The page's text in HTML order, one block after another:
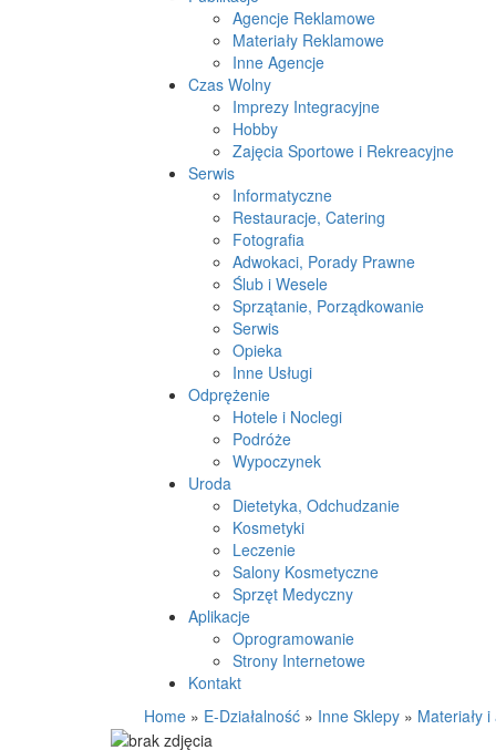
Agencje Reklamowe
Materiały Reklamowe
Inne Agencje
Czas Wolny
Imprezy Integracyjne
Hobby
Zajęcia Sportowe i Rekreacyjne
Serwis
Informatyczne
Restauracje, Catering
Fotografia
Adwokaci, Porady Prawne
Ślub i Wesele
Sprzątanie, Porządkowanie
Serwis
Opieka
Inne Usługi
Odprężenie
Hotele i Noclegi
Podróże
Wypoczynek
Uroda
Dietetyka, Odchudzanie
Kosmetyki
Leczenie
Salony Kosmetyczne
Sprzęt Medyczny
Aplikacje
Oprogramowanie
Strony Internetowe
Kontakt
Home » E-Działalność » Inne Sklepy » Materiały